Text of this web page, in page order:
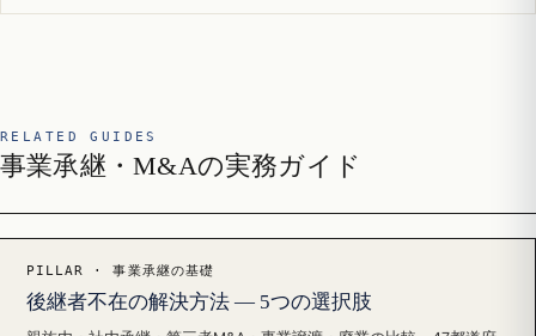
RELATED GUIDES
事業承継・M&Aの実務ガイド
PILLAR · 事業承継の基礎
後継者不在の解決方法 — 5つの選択肢